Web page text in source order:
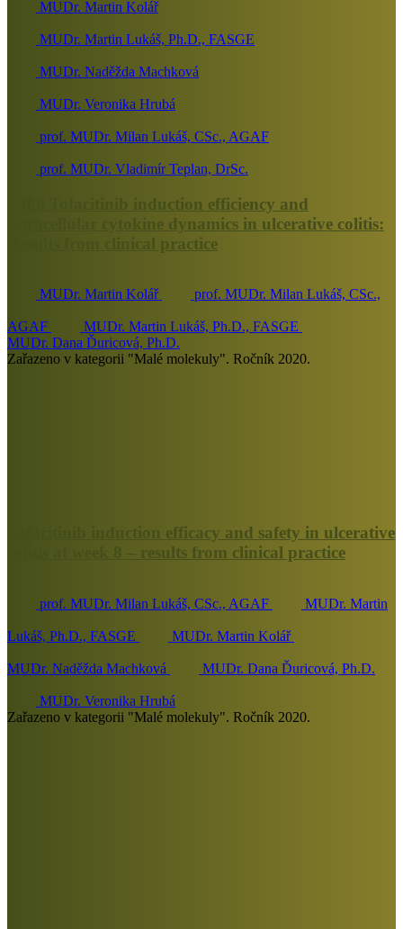
MUDr. Martin Kolář
MUDr. Martin Lukáš, Ph.D., FASGE
MUDr. Naděžda Machková
MUDr. Veronika Hrubá
prof. MUDr. Milan Lukáš, CSc., AGAF
prof. MUDr. Vladimír Teplan, DrSc.
P368 Tofacitinib induction efficiency and
intracellular cytokine dynamics in ulcerative colitis:
Results from clinical practice
MUDr. Martin Kolář prof. MUDr. Milan Lukáš, CSc.,
AGAF
MUDr. Martin Lukáš, Ph.D., FASGE
MUDr. Dana Ďuricová, Ph.D.
Zařazeno v kategorii "Malé molekuly". Ročník 2020.
Tofacitinib induction efficacy and safety in ulcerative
colitis at week 8 – results from clinical practice
prof. MUDr. Milan Lukáš, CSc., AGAF MUDr. Martin
Lukáš, Ph.D., FASGE MUDr. Martin Kolář
MUDr. Naděžda Machková MUDr. Dana Ďuricová, Ph.D.
MUDr. Veronika Hrubá
Zařazeno v kategorii "Malé molekuly". Ročník 2020.